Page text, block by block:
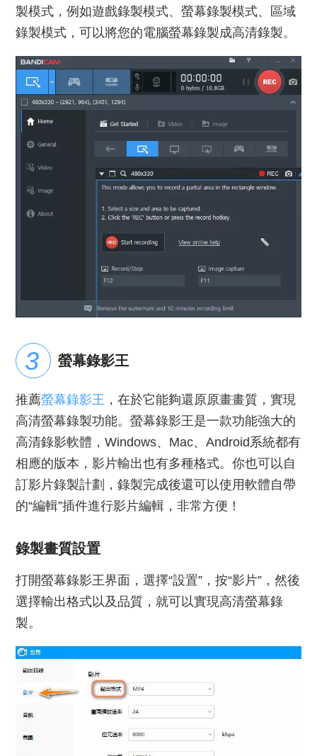
製模式，例如遊戲錄製模式、螢幕錄製模式、區域
錄製模式，可以將您的電腦螢幕錄製成高清錄製。
螢幕錄影王
推薦螢幕錄影王 ，在於它能夠還原原畫畫質，實現
高清螢幕錄製功能。螢幕錄影王是一款功能強大的
高清錄影軟體，Windows、Mac、Android系統都有
相應的版本，影片輸出也有多種格式。你也可以自
訂影片錄製計劃，錄製完成後還可以使用軟體自帶
的“編輯”插件進行影片編輯，非常方便！
錄製畫質設置
打開螢幕錄影王界面，選擇“設置”，按“影片”，然後
選擇輸出格式以及品質，就可以實現高清螢幕錄
製。